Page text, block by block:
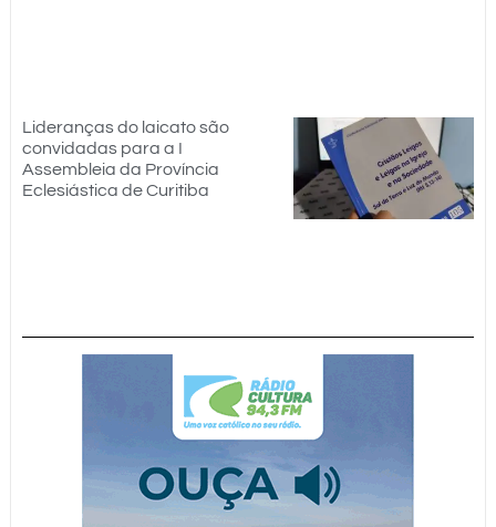
Lideranças do laicato são
convidadas para a I
Assembleia da Província
Eclesiástica de Curitiba